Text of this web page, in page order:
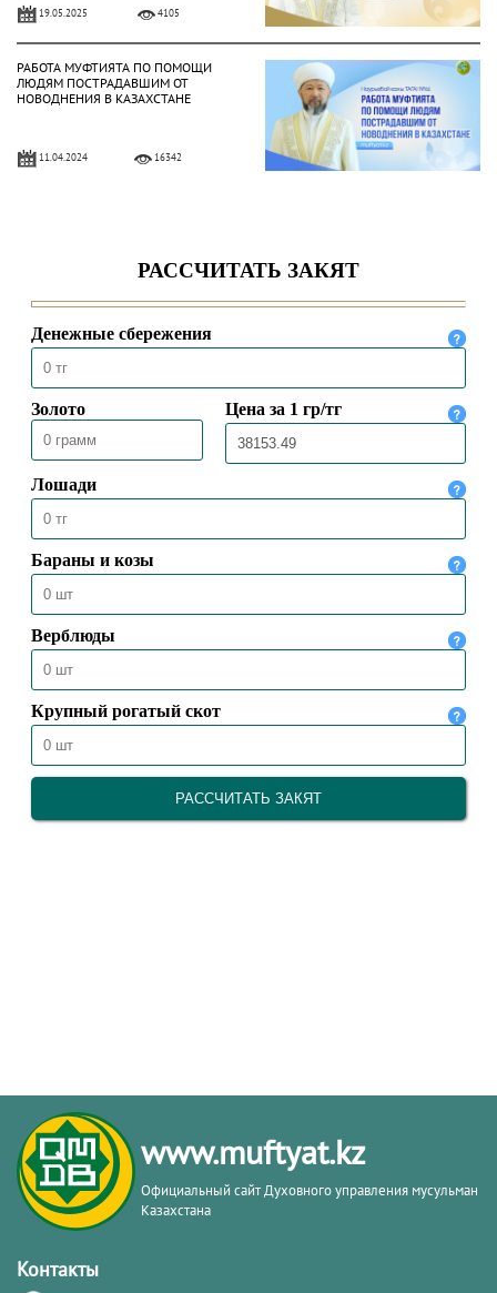
19.05.2025 4105
РАБОТА МУФТИЯТА ПО ПОМОЩИ
ЛЮДЯМ ПОСТРАДАВШИМ ОТ
НОВОДНЕНИЯ В КАЗАХСТАНЕ
11.04.2024 16342
16.12.2023 20990
ДЕНЬ РЕСПУБЛИКИ –
НАЦИОНАЛЬНЫЙ ПРАЗДНИК
КАЗАХСТАНА
25.10.2023
www.muftyat.kz
Официальный сайт Духовного управления мусульман
Казахстана
Контакты